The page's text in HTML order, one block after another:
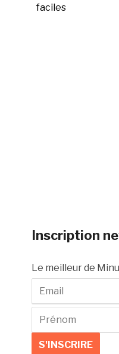
faciles
Inscription
Le meilleur de